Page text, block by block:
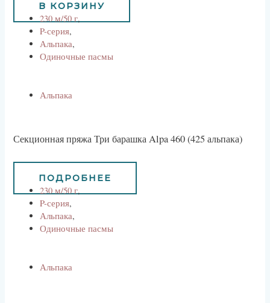
В КОРЗИНУ
230 м/50 г,
P-серия,
Альпака,
Одиночные пасмы
Альпака
Секционная пряжа Три барашка Alpa 460 (425 альпака)
734руб 661руб
ПОДРОБНЕЕ
230 м/50 г,
P-серия,
Альпака,
Одиночные пасмы
Альпака